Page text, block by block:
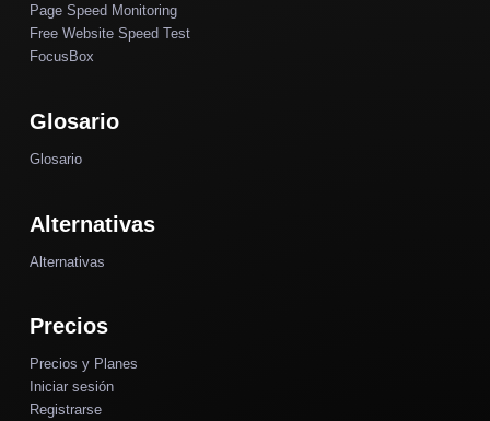
Page Speed Monitoring
Free Website Speed Test
FocusBox
Glosario
Glosario
Alternativas
Alternativas
Precios
Precios y Planes
Iniciar sesión
Registrarse